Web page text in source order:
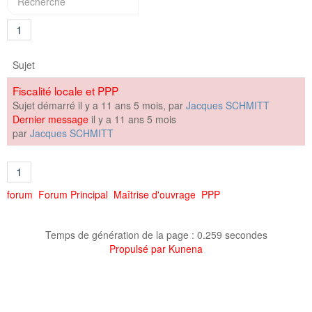
1
Sujet
Fiscalité locale et PPP
Sujet démarré il y a 11 ans 5 mois, par Jacques SCHMITT
Dernier message il y a 11 ans 5 mois
par Jacques SCHMITT
1
forum Forum Principal Maîtrise d'ouvrage PPP
Temps de génération de la page : 0.259 secondes
Propulsé par Kunena
Marchés publics
Textes officiels